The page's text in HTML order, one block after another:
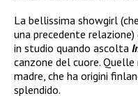
La bellissima showgirl
una precedente
in studio quando ascolta
canzone del cuore.
madre, che ha origini
splendido.